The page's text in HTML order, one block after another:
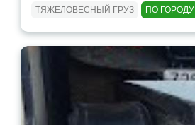
ТЯЖЕЛОВЕСНЫЙ ГРУЗ ПО ГОРОДУ